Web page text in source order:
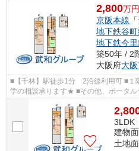
2,800万円
京阪本線 「
地下鉄谷町
地下鉄今
築50年 / 2
大阪府大
■【千林】駅徒歩1分 2沿線利用可 ■１
学の相談承ります★ ■その
3LDK
建物
土地